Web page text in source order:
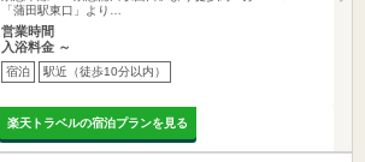
「蒲田駅東口」より…
営業時間
入浴料金 ～
宿泊 駅近（徒歩10分以内）
楽天トラベルの宿泊プランを見る